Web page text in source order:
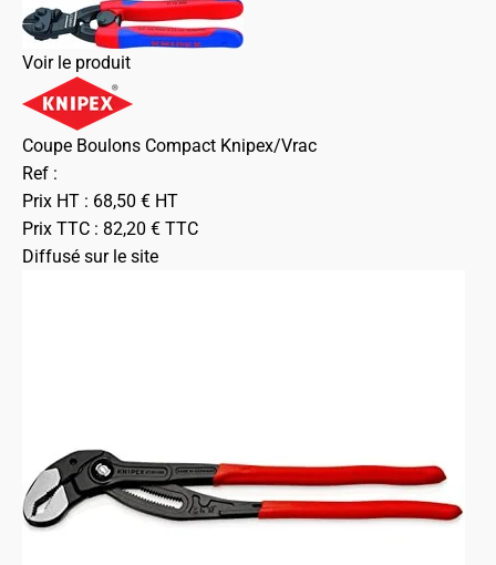
Voir le produit
Coupe Boulons Compact Knipex/Vrac
Ref :
Prix HT : 68,50 € HT
Prix TTC : 82,20 € TTC
Diffusé sur le site